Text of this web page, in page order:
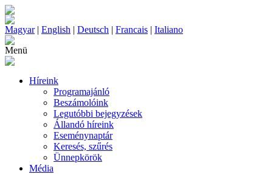
Magyar| English | Deutsch | Francais | Italiano
Menü
Híreink
Programajánló
Beszámolóink
Legutóbbi bejegyzések
Állandó híreink
Eseménynaptár
Keresés, szűrés
Ünnepkörök
Média